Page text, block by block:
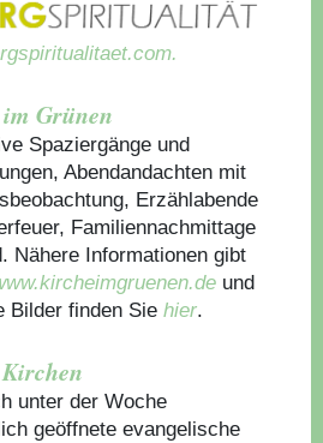
Grünen
Spaziergänge und
Abendandachten mit
Erzählabende
Familiennachmittage
Nähere Informationen gibt
und
Bilder finden Sie hier.
unter der Woche
geöffnete evangelische